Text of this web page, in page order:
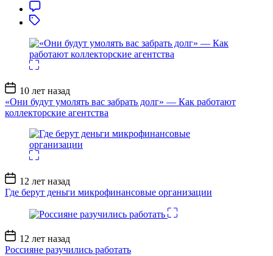
Дата
записи
10 лет назад
«Они будут умолять вас забрать долг» — Как работают
коллекторские агентства
Дата
записи
12 лет назад
Где берут деньги микрофинансовые организации
Дата
записи
12 лет назад
Россияне разучились работать